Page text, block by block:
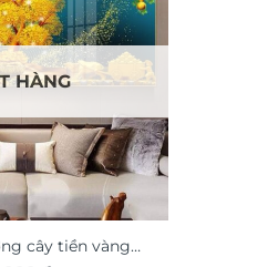
HÀNG
cây tiền vàng